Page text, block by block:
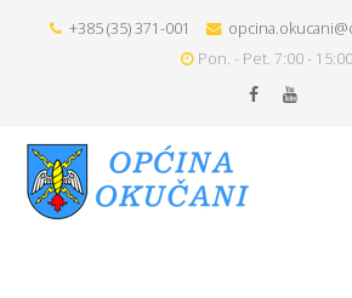
+385 (35) 371-001
Pon. - Pet. 7:00 -